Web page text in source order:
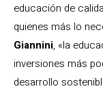
educación de
quienes más lo
Giannini, «la
inversiones más
desarrollo